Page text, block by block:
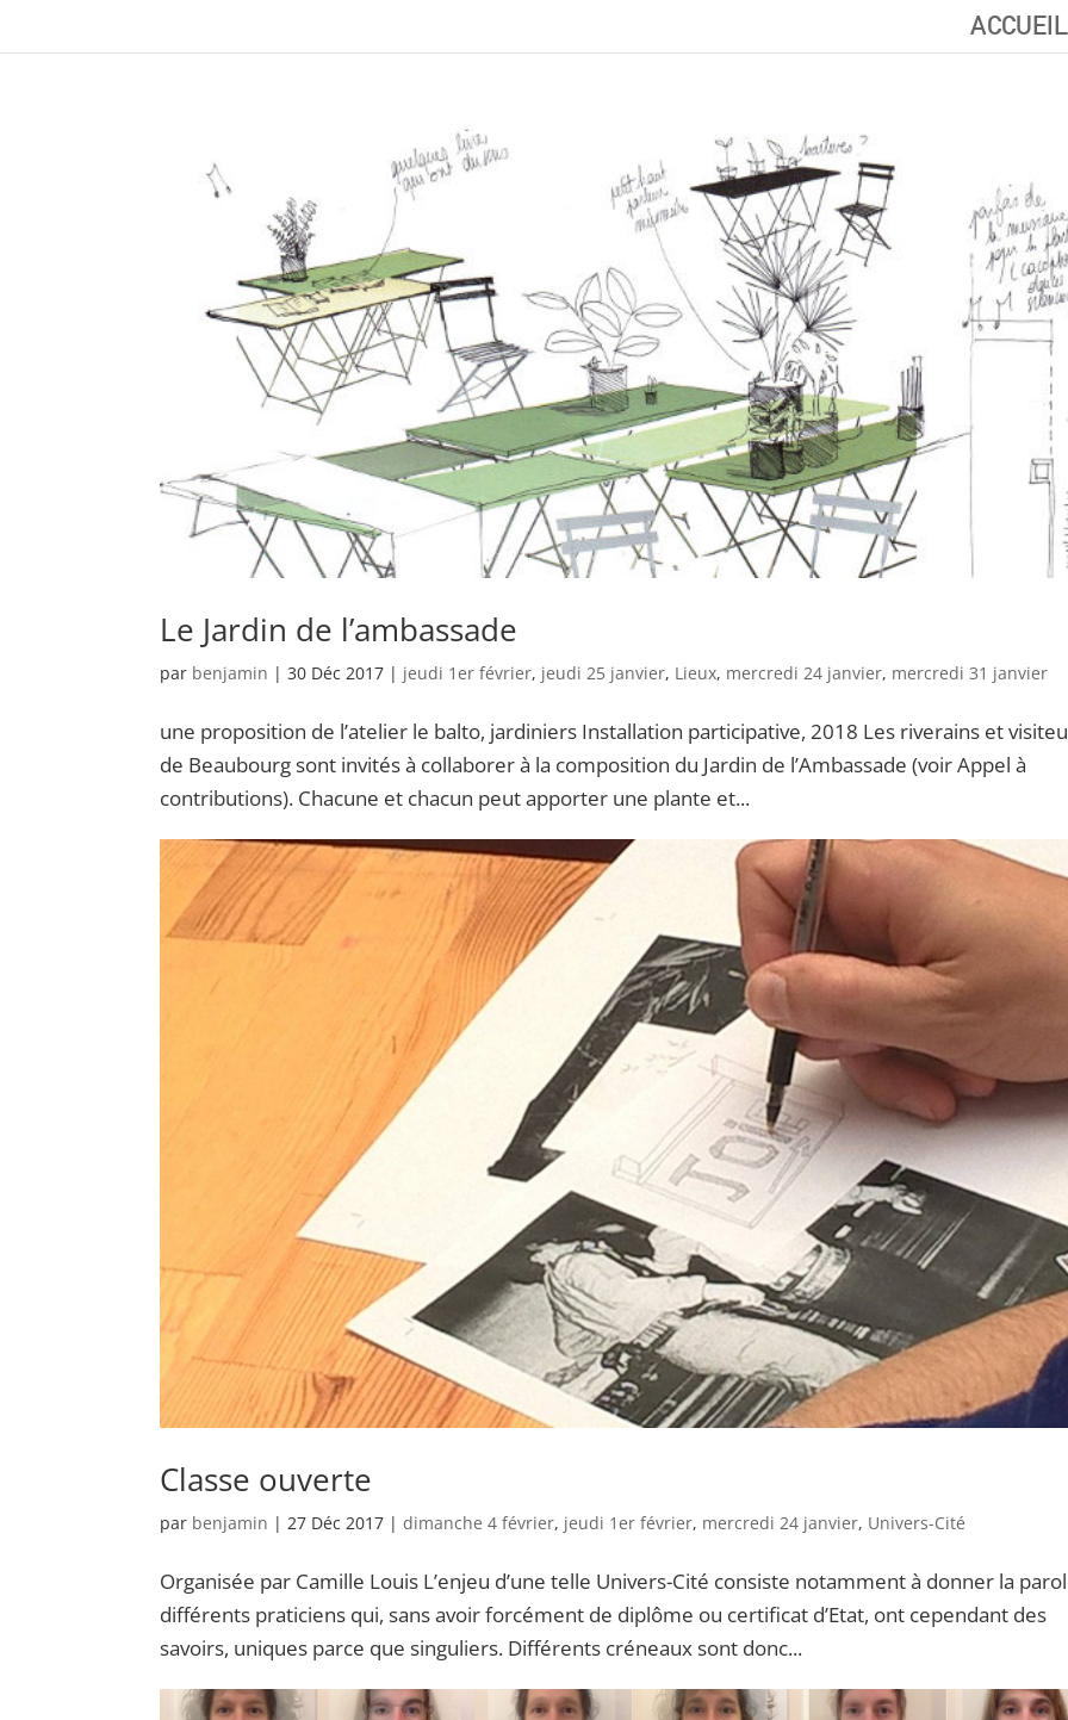
ACCUEIL
Le Jardin de l’ambassade
par benjamin |30 Déc 2017 | jeudi 1er février, jeudi 25 janvier, Lieux, mercredi 24 janvier, mercredi 31 janvier
une proposition de l’atelier le balto, jardiniers Installation participative, 2018 Les riverains et
de Beaubourg sont invités à collaborer à la composition du Jardin de l’Ambassade (voir Appel à
contributions). Chacune et chacun peut apporter une plante et...
Classe ouverte
par benjamin |27 Déc 2017 |dimanche 4 février, jeudi 1er février, mercredi 24 janvier, Univers-Cité
Organisée par Camille Louis L’enjeu d’une telle Univers-Cité consiste notamment à donner la
différents praticiens qui, sans avoir forcément de diplôme ou certificat d’Etat, ont cependant des
savoirs, uniques parce que singuliers. Différents créneaux sont donc...